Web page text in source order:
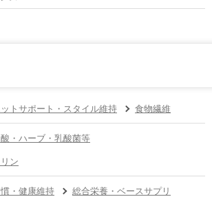
トサポート・スタイル維持 食物繊維
・ハーブ・乳酸菌等
ン
・健康維持 総合栄養・ベースサプリ